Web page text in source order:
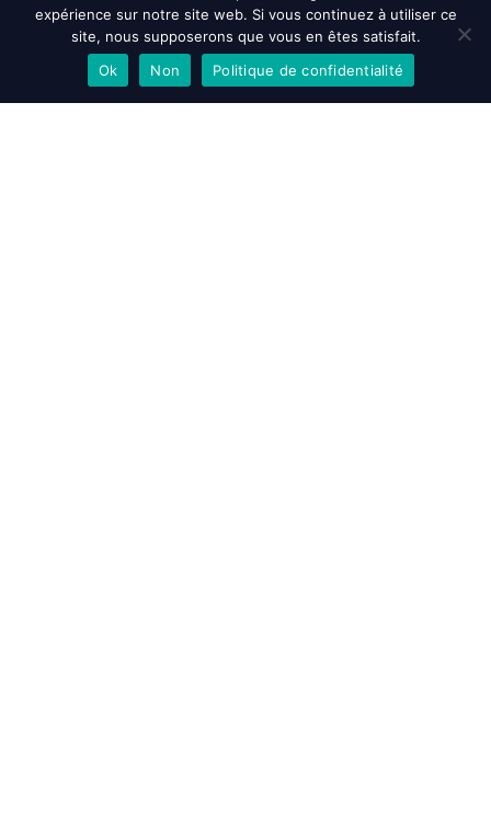
expérience sur notre site web. Si vous continuez à utiliser ce
site, nous supposerons que vous en êtes satisfait.
Ok
Non Politique de confidentialité